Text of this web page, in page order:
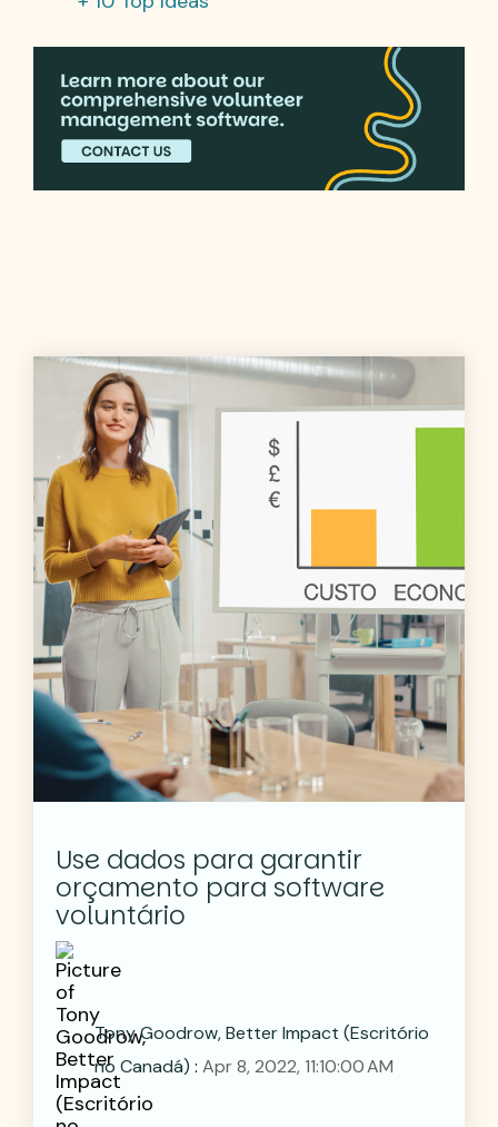
Use dados para garantir
orçamento para software
voluntário
Tony Goodrow, Better Impact (Escritório
no Canadá) : Apr 8, 2022, 11:10:00 AM